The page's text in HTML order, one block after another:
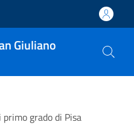
Giuliano
grado di Pisa